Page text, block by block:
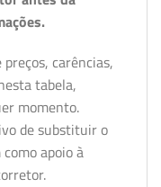
carências,
tabela,
momento.
de substituir o
apoio à